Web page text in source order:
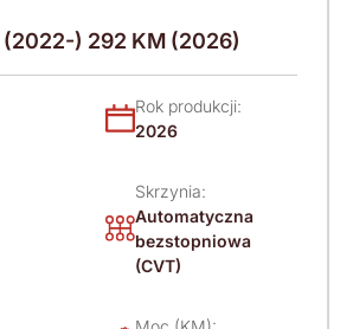
(2022-) 292 KM (2026)
Rok produkcji:
2026
Skrzynia:
Automatyczna
bezstopniowa
(CVT)